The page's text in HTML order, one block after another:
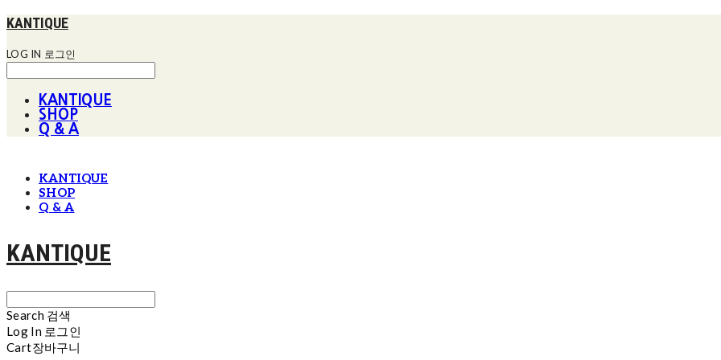
KANTIQUE
LOG IN 로그인
KANTIQUE
SHOP
Q & A
KANTIQUE
SHOP
Q & A
KANTIQUE
Search 검색
Log In 로그인
Cart장바구니